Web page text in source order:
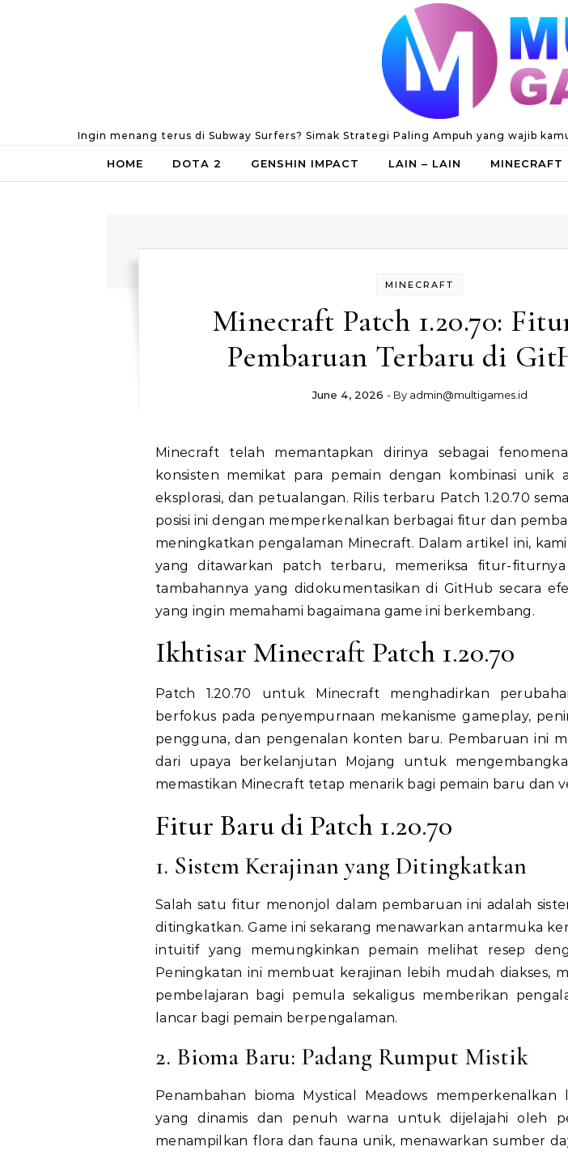
Ingin menang terus di Subway Surfers? Simak Strategi Paling Ampuh yang wajib
HOME DOTA 2 GENSHIN IMPACT LAIN – LAIN MINECRAFT
MINECRAFT
Minecraft Patch 1.20.70:
Pembaruan Terbaru di
June 4, 2026 - By admin@multigames.id
Minecraft telah memantapkan dirinya sebagai fenomena budaya, secara
konsisten memikat para pemain dengan kombinasi unik
eksplorasi, dan petualangan. Rilis terbaru Patch 1.20.70
posisi ini dengan memperkenalkan berbagai fitur dan
meningkatkan pengalaman Minecraft. Dalam artikel ini,
yang ditawarkan patch terbaru, memeriksa fitur-
tambahannya yang didokumentasikan di GitHub secara
yang ingin memahami bagaimana game ini berkembang.
Ikhtisar Minecraft Patch 1.20.70
Patch 1.20.70 untuk Minecraft menghadirkan
berfokus pada penyempurnaan mekanisme gameplay,
pengguna, dan pengenalan konten baru. Pembaruan ini
dari upaya berkelanjutan Mojang untuk
memastikan Minecraft tetap menarik bagi pemain baru dan
Fitur Baru di Patch 1.20.70
1. Sistem Kerajinan yang Ditingkatkan
Salah satu fitur menonjol dalam pembaruan ini adalah
ditingkatkan. Game ini sekarang menawarkan antarmuka
intuitif yang memungkinkan pemain melihat resep
Peningkatan ini membuat kerajinan lebih mudah diakses,
pembelajaran bagi pemula sekaligus memberikan
lancar bagi pemain berpengalaman.
2. Bioma Baru: Padang Rumput Mistik
Penambahan bioma Mystical Meadows
yang dinamis dan penuh warna untuk dijelajahi oleh
menampilkan flora dan fauna unik, menawarkan sumber